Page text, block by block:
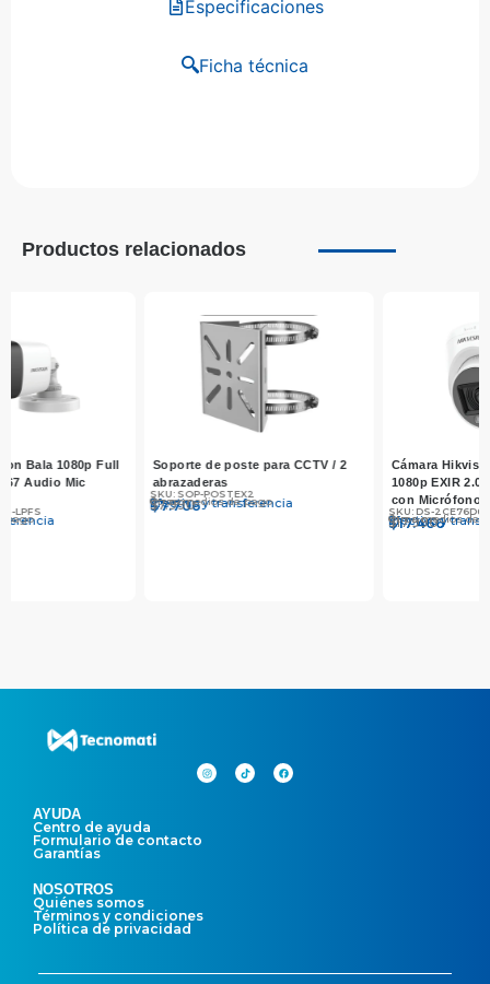
Especificaciones
Ficha técnica
Productos relacionados
/ 2
Cámara Hikvision Domo 2 MP
1080p EXIR 2.0 + Luz Blanca 20 m
con Micrófono
SKU: DS-2CE76D0T-LPFS
Cable BNC para Cámaras de
Seguridad 15 Metros CCTV –
Efectivo y transferencia
Otros medios de pago
AYUDA
Centro de ayuda
Formulario de contacto
Garantías
NOSOTROS
Quiénes somos
Términos y condiciones
Política de privacidad